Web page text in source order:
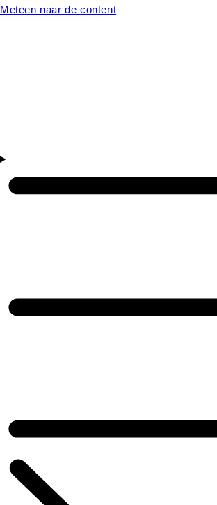
Meteen naar de content